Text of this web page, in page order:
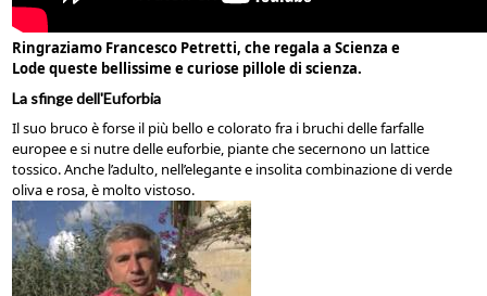
Ringraziamo Francesco Petretti, che regala a Scienza e
Lode queste bellissime e curiose pillole di scienza.
La sfinge dell'Euforbia
Il suo bruco è forse il più bello e colorato fra i bruchi delle farfalle
europee e si nutre delle euforbie, piante che secernono un lattice
tossico. Anche l’adulto, nell’elegante e insolita combinazione di verde
oliva e rosa, è molto vistoso.